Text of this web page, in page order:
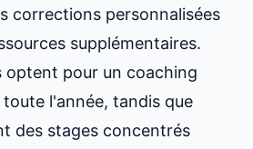
corrections personnalisées
supplémentaires.
optent pour un coaching
l'année, tandis que
des stages concentrés